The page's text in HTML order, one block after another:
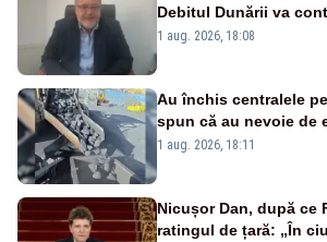
Debitul Dunării va
Cernavodă s-ar putea
1 aug. 2026, 18:08
Au închis centralele
spun că au nevoie de
pasează vina în plină
1 aug. 2026, 18:11
Nicușor Dan, după ce
ratingul de țară: „În